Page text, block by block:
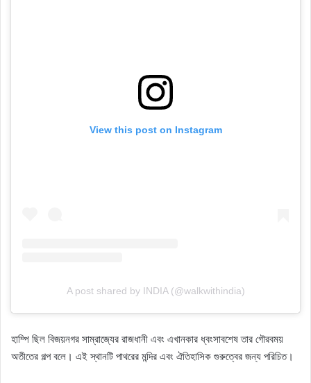
View this post on Instagram
A post shared by INDIA (@walkwithindia)
হাম্পি ছিল বিজয়নগর সাম্রাজ্যের রাজধানী এবং এখানকার ধ্বংসাবশেষ তার গৌরবময়
অতীতের গল্প বলে। এই স্থানটি পাথরের মন্দির এবং ঐতিহাসিক গুরুত্বের জন্য পরিচিত।